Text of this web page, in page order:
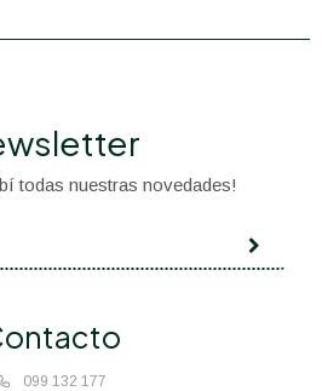
099 132 177
todas nuestras novedades!